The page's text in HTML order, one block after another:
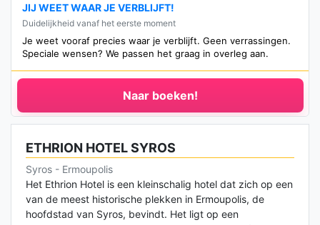
JIJ WEET WAAR JE VERBLIJFT!
Duidelijkheid vanaf het eerste moment
Je weet vooraf precies waar je verblijft. Geen verrassingen.
Speciale wensen? We passen het graag in overleg aan.
Naar boeken!
ETHRION HOTEL SYROS
Syros - Ermoupolis
Het Ethrion Hotel is een kleinschalig hotel dat zich op een
van de meest historische plekken in Ermoupolis, de
hoofdstad van Syros, bevindt. Het ligt op een